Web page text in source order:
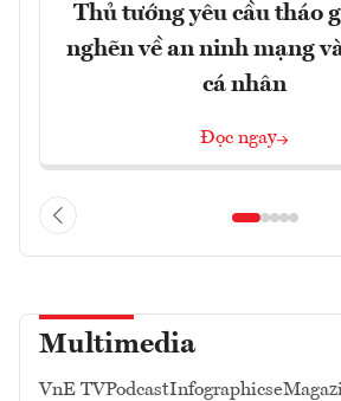
Thủ tướng yêu cầu tháo
nghẽn về an ninh mạng
cá nhân
Đọc ngay
Multimedia
VnE TVPodcastInfographics